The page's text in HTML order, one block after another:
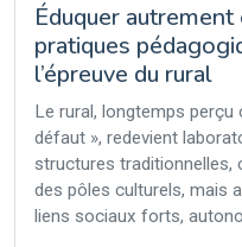
Éduquer
pratiques
l’épreuve du rural
Le rural, longtemps perçu
défaut », redevient
structures traditionnelles,
des pôles culturels, mais
liens sociaux forts,